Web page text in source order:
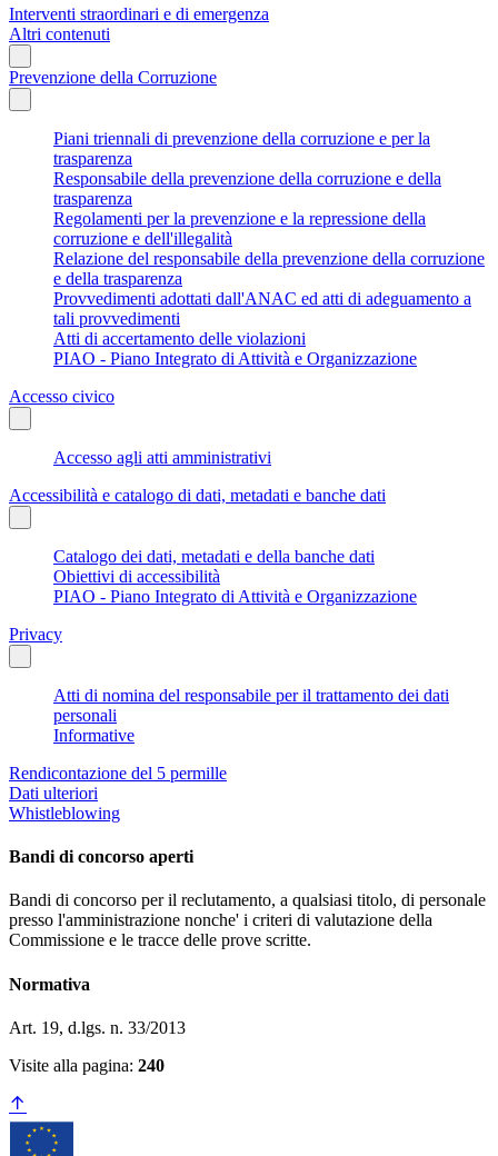
Interventi straordinari e di emergenza
Altri contenuti
Prevenzione della Corruzione
Piani triennali di prevenzione della corruzione e per la
trasparenza
Responsabile della prevenzione della corruzione e della
trasparenza
Regolamenti per la prevenzione e la repressione della
corruzione e dell'illegalità
Relazione del responsabile della prevenzione della corruzione
e della trasparenza
Provvedimenti adottati dall'ANAC ed atti di adeguamento a
tali provvedimenti
Atti di accertamento delle violazioni
PIAO - Piano Integrato di Attività e Organizzazione
Accesso civico
Accesso agli atti amministrativi
Accessibilità e catalogo di dati, metadati e banche dati
Catalogo dei dati, metadati e della banche dati
Obiettivi di accessibilità
PIAO - Piano Integrato di Attività e Organizzazione
Privacy
Atti di nomina del responsabile per il trattamento dei dati
personali
Informative
Rendicontazione del 5 permille
Dati ulteriori
Whistleblowing
Bandi di concorso aperti
Bandi di concorso per il reclutamento, a qualsiasi titolo, di personale
presso l'amministrazione nonche' i criteri di valutazione della
Commissione e le tracce delle prove scritte.
Normativa
Art. 19, d.lgs. n. 33/2013
Visite alla pagina: 240